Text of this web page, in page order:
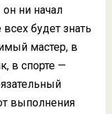
ни начал
будет знать
мастер, в
в спорте —
выполнения